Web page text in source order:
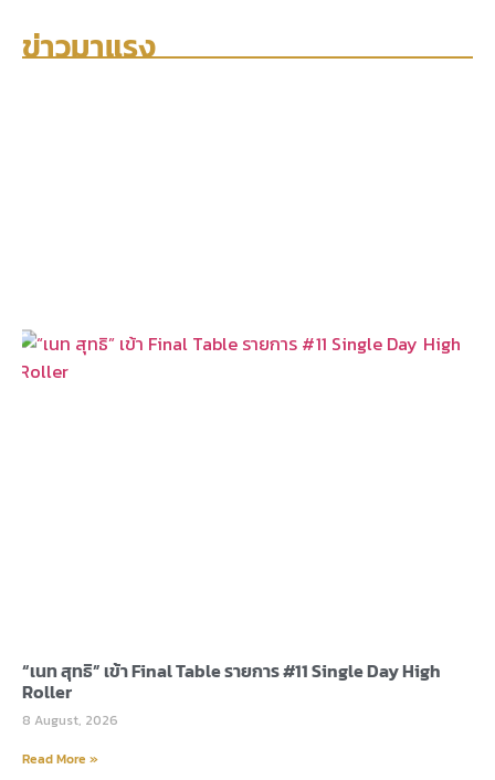
ข่าวมาแรง
“เนท สุทธิ” เข้า Final Table รายการ #11 Single Day High
Roller
8 August, 2026
Read More »